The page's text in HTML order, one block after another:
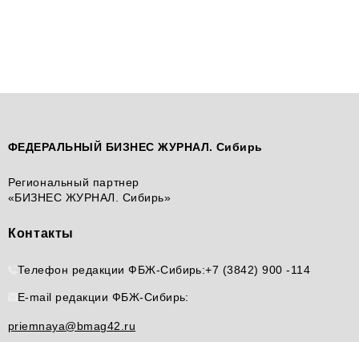
ФЕДЕРАЛЬНЫЙ БИЗНЕС ЖУРНАЛ. Сибирь
Региональный партнер
«БИЗНЕС ЖУРНАЛ. Сибирь»
Контакты
Телефон редакции ФБЖ-Сибирь:+7 (3842) 900 -114
E-mail редакции ФБЖ-Сибирь:
priemnaya@bmag42.ru